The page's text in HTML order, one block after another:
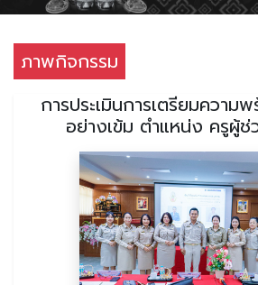
ภาพกิจกรรม
การประเมินการเตรียมควา
อย่างเข้ม ตำแหน่ง ครูผู้